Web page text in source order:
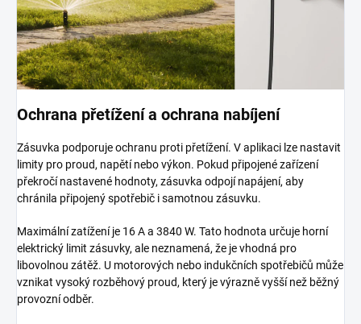
Ochrana přetížení a ochrana nabíjení
Zásuvka podporuje ochranu proti přetížení. V aplikaci lze nastavit
limity pro proud, napětí nebo výkon. Pokud připojené zařízení
překročí nastavené hodnoty, zásuvka odpojí napájení, aby
chránila připojený spotřebič i samotnou zásuvku.
Maximální zatížení je 16 A a 3840 W. Tato hodnota určuje horní
elektrický limit zásuvky, ale neznamená, že je vhodná pro
libovolnou zátěž. U motorových nebo indukčních spotřebičů může
vznikat vysoký rozběhový proud, který je výrazně vyšší než běžný
provozní odběr.